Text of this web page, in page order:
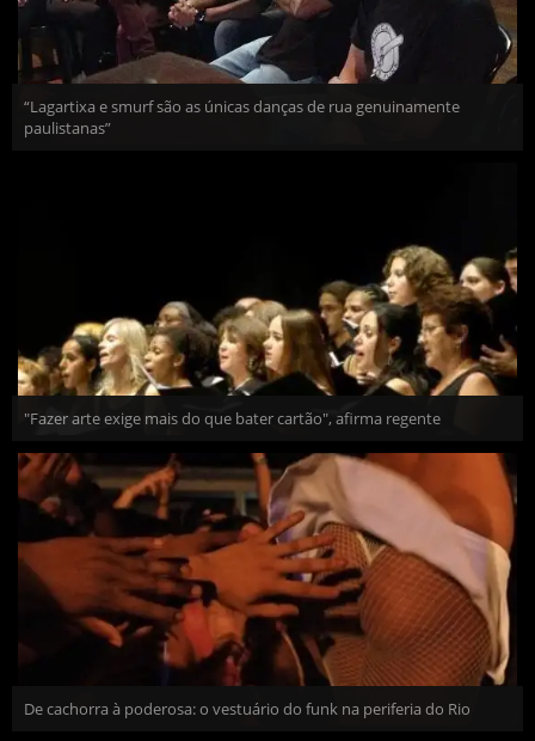
“Lagartixa e smurf são as únicas danças de rua genuinamente
paulistanas”
"Fazer arte exige mais do que bater cartão", afirma regente
De cachorra à poderosa: o vestuário do funk na periferia do Rio